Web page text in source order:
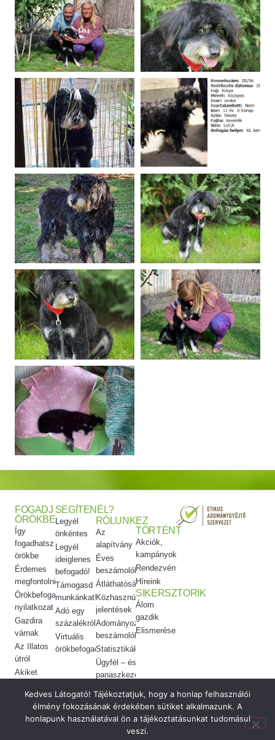
FOGADJ
ÖRÖKBE
Így
fogadhatsz
örökbe
Érdemes
megfontolni
Örökbefogadói
nyilatkozat
Gazdira
várnak
Az Illatos
útról
Akiket
adtunk
Meggyógyítottuk
SEGÍTENÉL?
Legyél
önkéntes
Legyél
ideiglenes
befogadó!
Támogasd
munkánkat!
Adó egy
százalékról
Virtuális
örökbefogadás
RÓLUNK
Az
alapítvány
Éves
beszámolók
Átláthatóság
Közhasznúsági
jelentések
Adományozási
beszámolók
Statisztikák
Ügyfél – és
panaszkezelés
kódex
EZ
TÖRTÉNT
Akciók,
kampányok
Rendezvényeink
Híreink
SIKERSZTORIK
Álom
gazdik
Elismeréseink
Kedves Látogató! Tájékoztatjuk, hogy a honlap felhasználói
élmény fokozásának érdekében sütiket alkalmazunk. A
honlapunk használatával ön a tájékoztatásunkat tudomásul
veszi.